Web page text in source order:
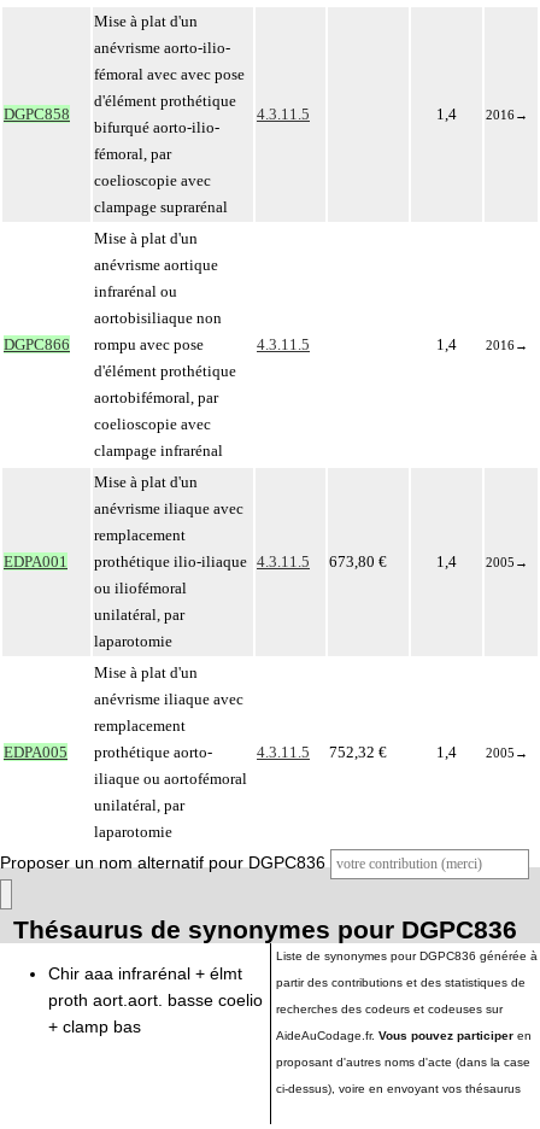
DGPC858
Mise à plat d'un
anévrisme aorto-ilio-
fémoral avec avec pose
d'élément prothétique
bifurqué aorto-ilio-
fémoral, par
coelioscopie avec
clampage suprarénal
4.3.11.5 1,4 2016→
DGPC866
Mise à plat d'un
anévrisme aortique
infrarénal ou
aortobisiliaque non
rompu avec pose
d'élément prothétique
aortobifémoral, par
coelioscopie avec
clampage infrarénal
4.3.11.5 1,4 2016→
EDPA001
Mise à plat d'un
anévrisme iliaque avec
remplacement
prothétique ilio-iliaque
ou iliofémoral
unilatéral, par
laparotomie
4.3.11.5 673,80 € 1,4 2005 →
EDPA005
Mise à plat d'un
anévrisme iliaque avec
remplacement
prothétique aorto-
iliaque ou aortofémoral
unilatéral, par
laparotomie
4.3.11.5 752,32 € 1,4 2005 →
Proposer un nom alternatif pour DGPC836
Thésaurus de synonymes pour DGPC836
Chir aaa infrarénal + élmt
proth aort.aort. basse coelio
+ clamp bas
Liste de synonymes pour DGPC836 générée à
partir des contributions et des statistiques de
recherches des codeurs et codeuses sur
AideAuCodage.fr. Vous pouvez participer en
proposant d'autres noms d'acte (dans la case
ci-dessus), voire en envoyant vos thésaurus